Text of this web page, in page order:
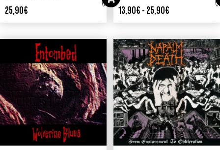
25,90€ 13,90€ - 25,90€